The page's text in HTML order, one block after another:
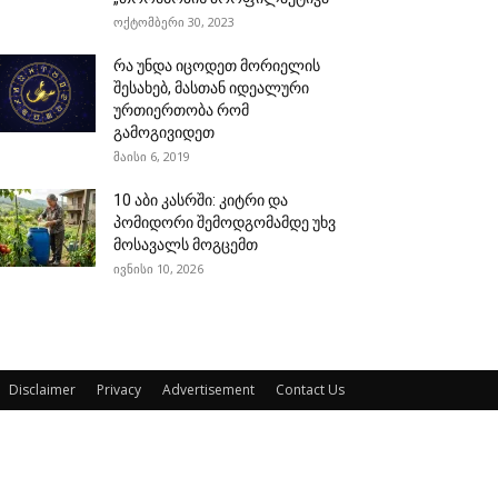
ოქტომბერი 30, 2023
რა უნდა იცოდეთ მორიელის
შესახებ, მასთან იდეალური
ურთიერთობა რომ
გამოგივიდეთ
მაისი 6, 2019
10 აბი კასრში: კიტრი და
პომიდორი შემოდგომამდე უხვ
მოსავალს მოგცემთ
ივნისი 10, 2026
Disclaimer Privacy Advertisement Contact Us